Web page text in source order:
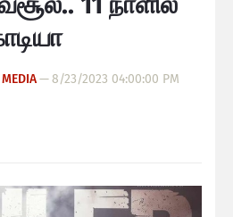
—8/23/2023 04:00:00 PM